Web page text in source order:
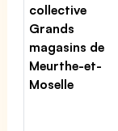
collective
Grands
magasins de
Meurthe-et-
Moselle